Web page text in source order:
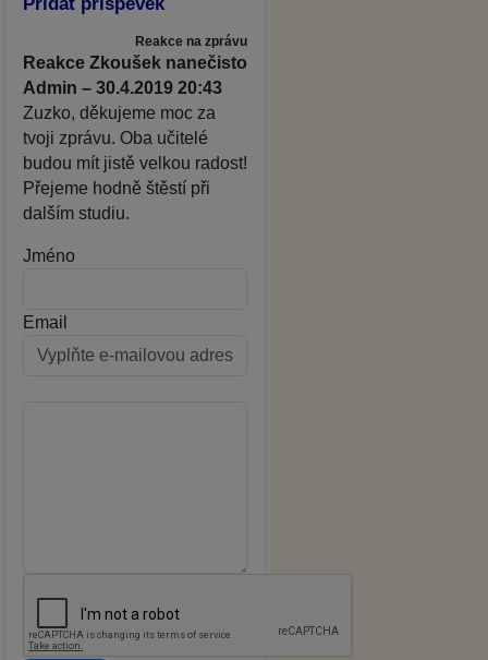
Reakce na zprávu
Reakce Zkoušek nanečisto
Admin – 30.4.2019 20:43
Zuzko, děkujeme moc za
tvoji zprávu. Oba učitelé
budou mít jistě velkou radost!
Přejeme hodně štěstí při
dalším studiu.
Jméno
Email